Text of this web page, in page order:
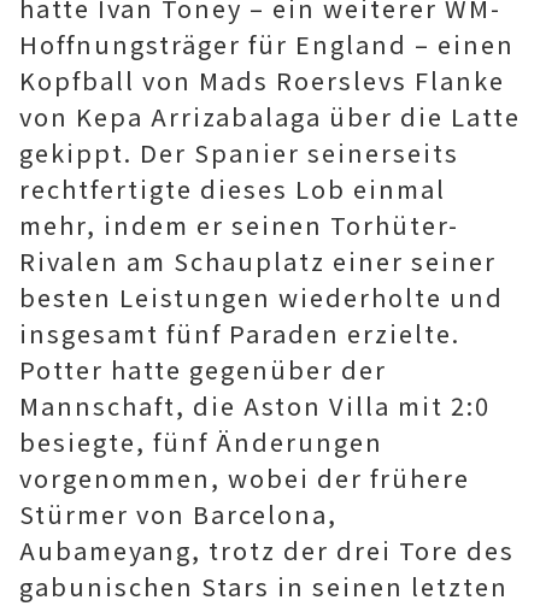
hatte Ivan Toney – ein weiterer WM-
Hoffnungsträger für England – einen
Kopfball von Mads Roerslevs Flanke
von Kepa Arrizabalaga über die Latte
gekippt. Der Spanier seinerseits
rechtfertigte dieses Lob einmal
mehr, indem er seinen Torhüter-
Rivalen am Schauplatz einer seiner
besten Leistungen wiederholte und
insgesamt fünf Paraden erzielte.
Potter hatte gegenüber der
Mannschaft, die Aston Villa mit 2:0
besiegte, fünf Änderungen
vorgenommen, wobei der frühere
Stürmer von Barcelona,
Aubameyang, trotz der drei Tore des
gabunischen Stars in seinen letzten